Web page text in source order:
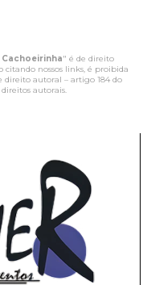
" é de direito
citando nossos links, é proibida
direito autoral – artigo 184 do
direitos autorais.